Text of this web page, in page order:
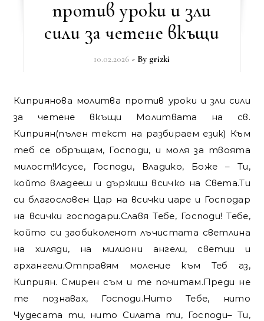
против уроки и зли
сили за четене вкъщи
10.02.2026 - By grizki
Киприянова молитва против уроки и зли сили
за четене вкъщи Молитвата на св.
Киприян(пълен текст на разбираем език) Към
теб се обръщам, Господи, и моля за твоята
милост!Исусе, Господи, Владико, Боже – Ти,
който владееш и държиш всичко на Света.Ти
си благословен Цар на всички царе и Господар
на всички господари.Славя Тебе, Господи! Тебе,
който си заобиколенот лъчистата светлина
на хиляди, на милиони ангели, светци и
архангели.Отправям моление към Теб аз,
Киприян. Смирен съм и те почитам.Преди не
те познавах, Господи.Нито Тебе, нито
Чудесата ти, нито Силата ти, Господи– Ти,